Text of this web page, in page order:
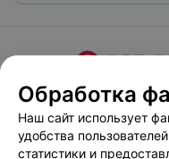
О проекте Новости
Медицинский
Пользовательское
Обработка
Наш сайт использует
удобства
статистики и